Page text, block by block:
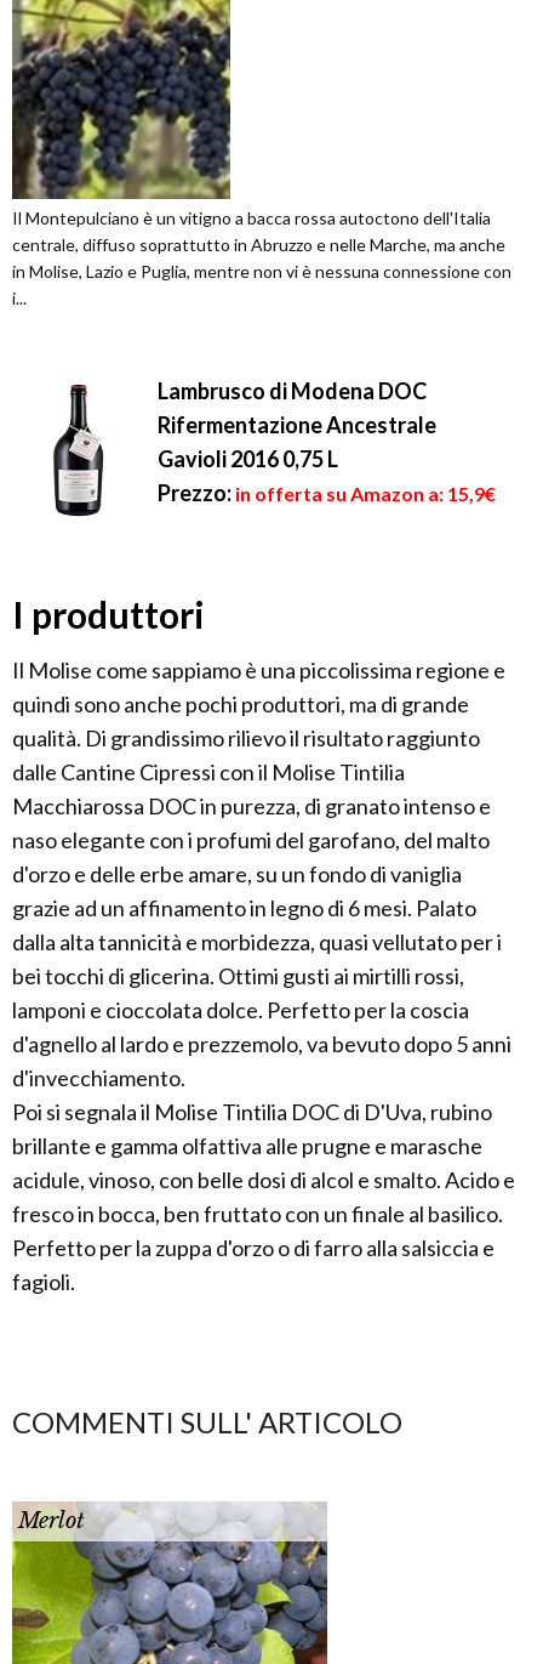
Il Montepulciano è un vitigno a bacca rossa autoctono dell'Italia
centrale, diffuso soprattutto in Abruzzo e nelle Marche, ma anche
in Molise, Lazio e Puglia, mentre non vi è nessuna connessione con
i...
Lambrusco di Modena DOC
Rifermentazione Ancestrale
Gavioli 2016 0,75 L
Prezzo: in offerta su Amazon a: 15,9€
I produttori
Il Molise come sappiamo è una piccolissima regione e
quindi sono anche pochi produttori, ma di grande
qualità. Di grandissimo rilievo il risultato raggiunto
dalle Cantine Cipressi con il Molise Tintilia
Macchiarossa DOC in purezza, di granato intenso e
naso elegante con i profumi del garofano, del malto
d'orzo e delle erbe amare, su un fondo di vaniglia
grazie ad un affinamento in legno di 6 mesi. Palato
dalla alta tannicità e morbidezza, quasi vellutato per i
bei tocchi di glicerina. Ottimi gusti ai mirtilli rossi,
lamponi e cioccolata dolce. Perfetto per la coscia
d'agnello al lardo e prezzemolo, va bevuto dopo 5 anni
d'invecchiamento.
Poi si segnala il Molise Tintilia DOC di D'Uva, rubino
brillante e gamma olfattiva alle prugne e marasche
acidule, vinoso, con belle dosi di alcol e smalto. Acido e
fresco in bocca, ben fruttato con un finale al basilico.
Perfetto per la zuppa d'orzo o di farro alla salsiccia e
fagioli.
COMMENTI SULL' ARTICOLO
Merlot